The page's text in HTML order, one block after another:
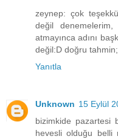
zeynep: çok
değil denemelerim,
atmayınca adını
değil:D doğru
Yanıtla
Unknown 15 Eylül
bizimkide pazartesi
hevesli olduğu belli